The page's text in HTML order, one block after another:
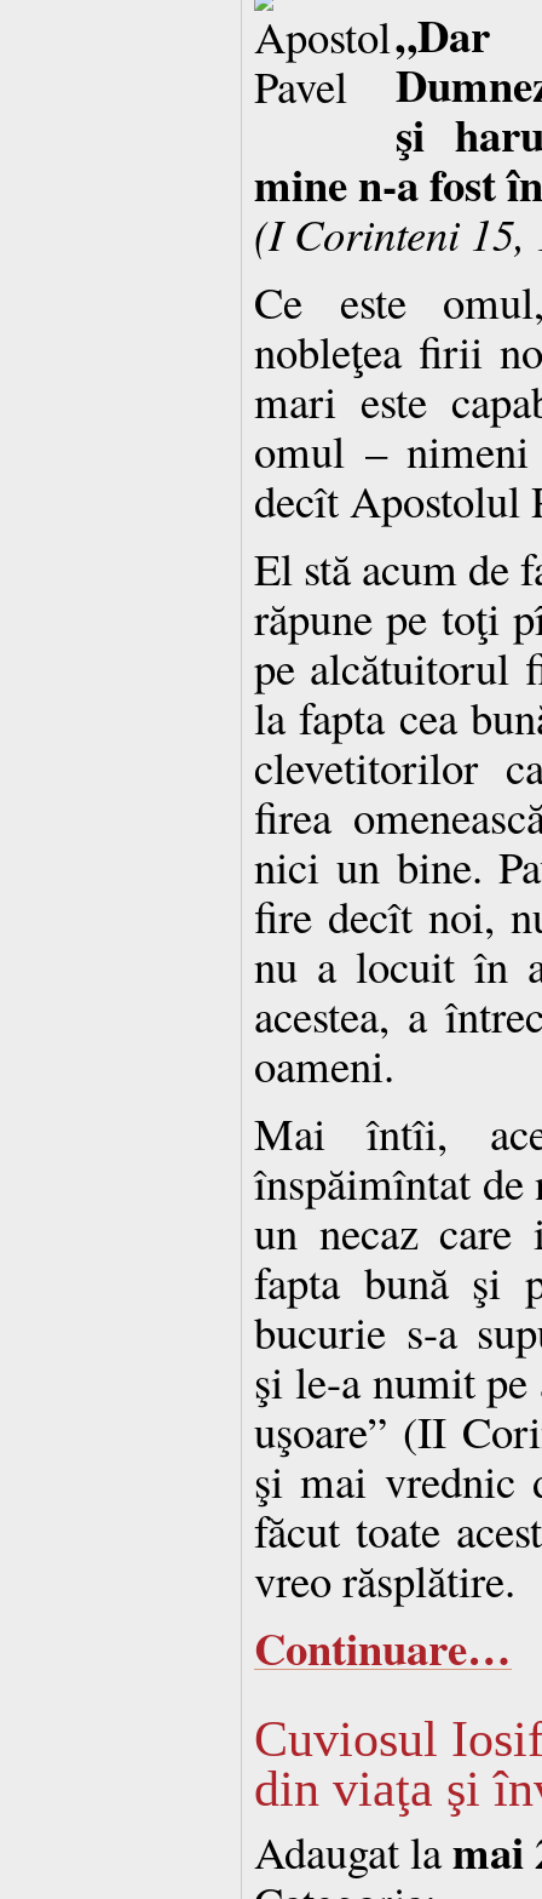
şi
mine n-a fost
(I Corinteni 15,
Ce este
nobleţea firii
mari este
omul –
decît Apostolul
El stă acum de
răpune pe toţi
pe alcătuitorul
la fapta cea
clevetitorilor
firea
nici un bine.
fire decît noi,
nu a locuit în
acestea, a
oameni.
Mai întîi,
înspăimîntat
un necaz
fapta bună şi
bucurie s-a
şi le-a numit pe
uşoare” (II
şi mai vrednic
făcut toate
vreo răsplătire.
Continuare…
Cuviosul
din viaţa şi
Adaugat lamai